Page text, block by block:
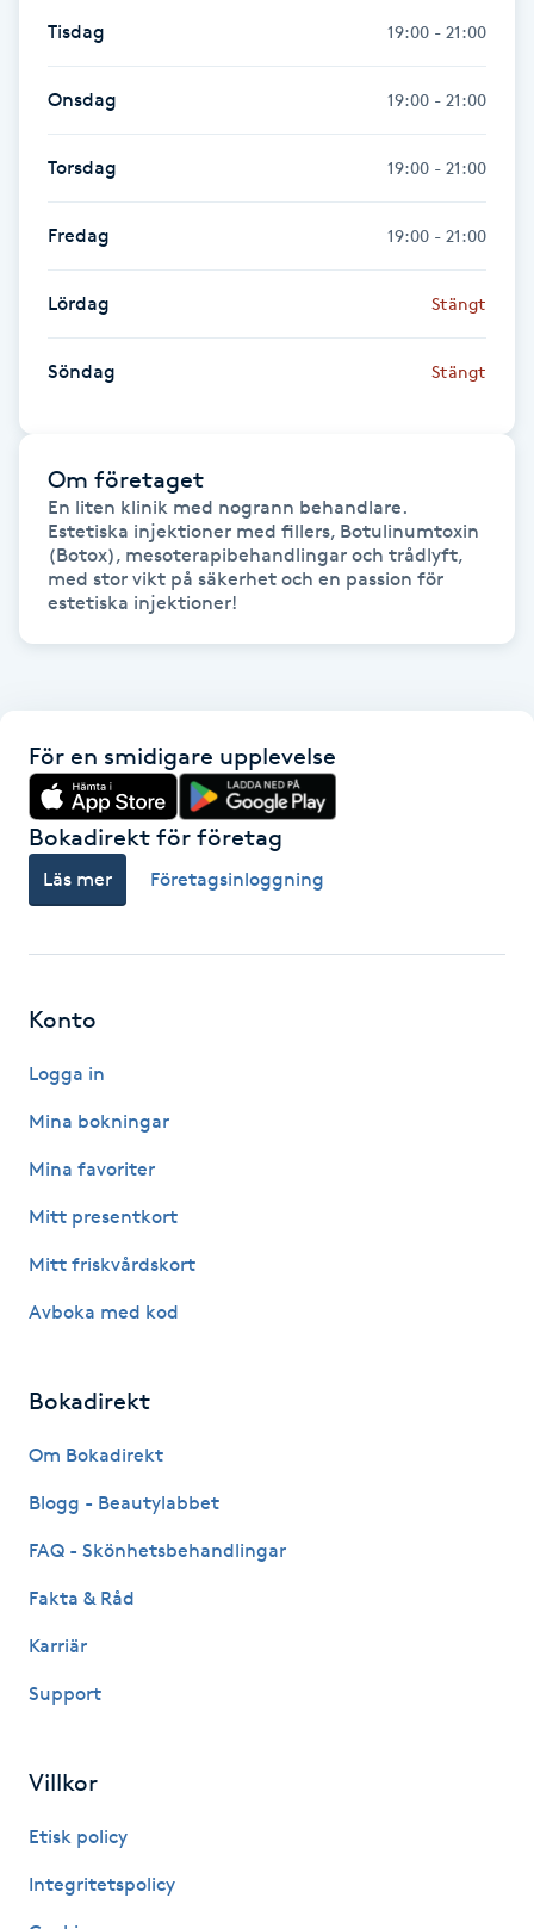
Headspa
Healing
Herrklippning
HIFU
Hollywood Peel
Hot Stone Massage
Hudföryngring
Huduppstramning
Hudvård
Hypnos
Hårborttagning
Hårförlängning
Hårvård
Hälsprickor
Idrottsmassage
IR-massage
Japansk massage
K18
Kemisk peeling
Keratinbehandling
Tisdag 19:00 - 21:00
Onsdag 19:00 - 21:00
Torsdag 19:00 - 21:00
Fredag 19:00 - 21:00
Lördag Stängt
Söndag Stängt
Om företaget
En liten klinik med nogrann behandlare.
Estetiska injektioner med fillers, Botulinumtoxin
(Botox), mesoterapibehandlingar och trådlyft,
med stor vikt på säkerhet och en passion för
estetiska injektioner!
För en smidigare upplevelse
Bokadirekt för företag
Läs mer Företagsinloggning
Konto
Logga in
Mina bokningar
Mina favoriter
Mitt presentkort
Mitt friskvårdskort
Avboka med kod
Bokadirekt
Om Bokadirekt
Blogg - Beautylabbet
FAQ - Skönhetsbehandlingar
Fakta & Råd
Karriär
Support
Villkor
Etisk policy
Integritetspolicy